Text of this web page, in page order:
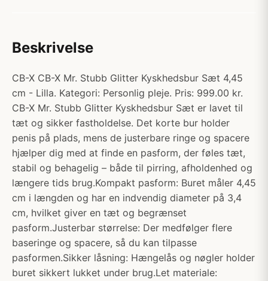
Beskrivelse
CB-X CB-X Mr. Stubb Glitter Kyskhedsbur Sæt 4,45
cm - Lilla. Kategori: Personlig pleje. Pris: 999.00 kr.
CB-X Mr. Stubb Glitter Kyskhedsbur Sæt er lavet til
tæt og sikker fastholdelse. Det korte bur holder
penis på plads, mens de justerbare ringe og spacere
hjælper dig med at finde en pasform, der føles tæt,
stabil og behagelig – både til pirring, afholdenhed og
længere tids brug.Kompakt pasform: Buret måler 4,45
cm i længden og har en indvendig diameter på 3,4
cm, hvilket giver en tæt og begrænset
pasform.Justerbar størrelse: Der medfølger flere
baseringe og spacere, så du kan tilpasse
pasformen.Sikker låsning: Hængelås og nøgler holder
buret sikkert lukket under brug.Let materiale: